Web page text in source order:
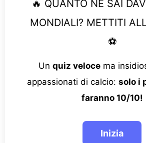
🔥 QUANTO NE SAI
MONDIALI? METTITI
⚽
Un quiz velocema
appassionati di calcio: solo i
faranno 10/10!